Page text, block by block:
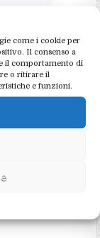
come i cookie per
Il consenso a
il comportamento di
o ritirare il
e funzioni.